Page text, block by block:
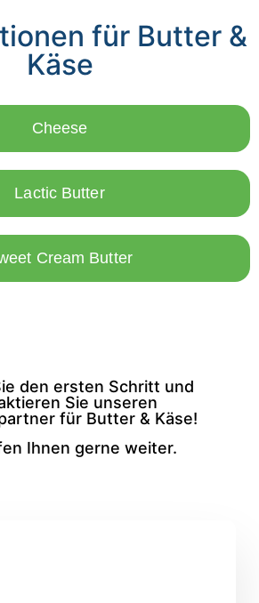
für Butter &
Käse
Cheese
Lactic Butter
Cream Butter
den ersten Schritt und
Sie unseren
für Butter & Käse!
Ihnen gerne weiter.